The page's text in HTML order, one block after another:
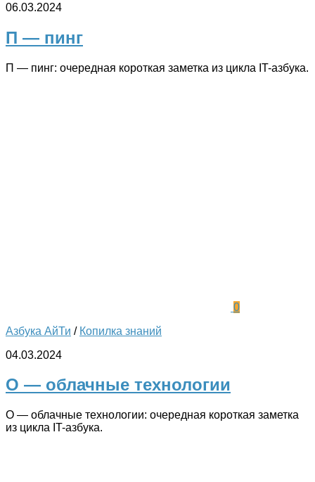
06.03.2024
П — пинг
П — пинг: очередная короткая заметка из цикла IT-азбука.
0
Азбука АйТи / Копилка знаний
04.03.2024
О — облачные технологии
О — облачные технологии: очередная короткая заметка
из цикла IT-азбука.